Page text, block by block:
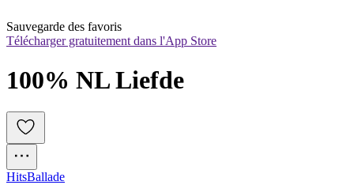
Sauvegarde des favoris
Télécharger gratuitement dans l'App Store
100% NL Liefde
HitsBallade